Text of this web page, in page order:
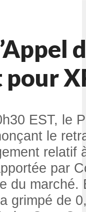
EST, le
le
relatif
par
du marché.
grimpé de